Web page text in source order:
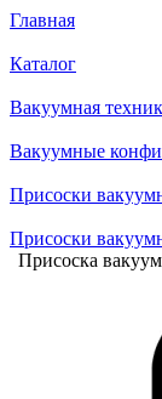
Главная
Каталог
Вакуумная
Вакуумные
Присоски
Присоски
Присоска